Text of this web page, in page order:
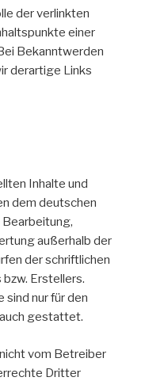
der verlinkten
einer
Bekanntwerden
derartige Links
Inhalte und
dem deutschen
außerhalb der
der schriftlichen
Erstellers.
sind nur für den
gestattet.
vom Betreiber
Dritter